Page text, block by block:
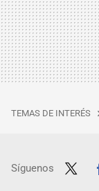
TEMAS DE INTERÉS
Síguenos